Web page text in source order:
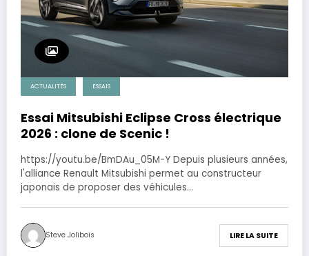
ACTUALITÉS ESSAIS
Essai Mitsubishi Eclipse Cross électrique
2026 : clone de Scenic !
https://youtu.be/BmDAu_05M-Y Depuis plusieurs années,
l'alliance Renault Mitsubishi permet au constructeur
japonais de proposer des véhicules…
Steve Jolibois LIRE LA SUITE